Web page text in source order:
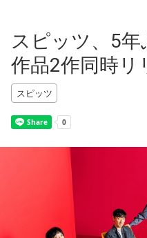
スピッツ、5
作品2作同時リ
スピッツ